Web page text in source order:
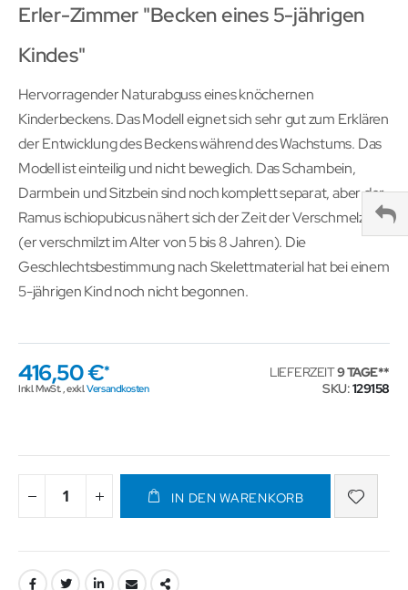
Erler-Zimmer "Becken eines 5-jährigen
Kindes"
Hervorragender Naturabguss eines knöchernen
Kinderbeckens. Das Modell eignet sich sehr gut zum Erklären
der Entwicklung des Beckens während des Wachstums. Das
Modell ist einteilig und nicht beweglich. Das Schambein,
Darmbein und Sitzbein sind noch komplett separat, aber der
Ramus ischiopubicus nähert sich der Zeit der Verschmelzung
(er verschmilzt im Alter von 5 bis 8 Jahren). Die
Geschlechtsbestimmung nach Skelettmaterial hat bei einem
5-jährigen Kind noch nicht begonnen.
416,50 €
Inkl. MwSt. ,exkl.Versandkosten
LIEFERZEIT9 TAGE
SKU 129158
IN DEN WARENKORB